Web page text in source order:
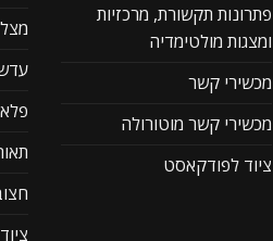
פתרונות תקשורת, מרכזיות
ומצגות מולטימדיה
מכשירי קשר
מכשירי קשר מוטורולה
ציוד לפודקאסט